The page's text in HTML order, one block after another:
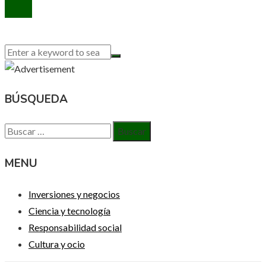
BÚSQUEDA
Buscar:
MENU
Inversiones y negocios
Ciencia y tecnología
Responsabilidad social
Cultura y ocio